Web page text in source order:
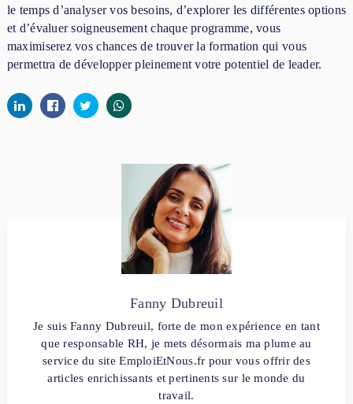
le temps d’analyser vos besoins, d’explorer les différentes options
et d’évaluer soigneusement chaque programme, vous
maximiserez vos chances de trouver la formation qui vous
permettra de développer pleinement votre potentiel de leader.
Fanny Dubreuil
Je suis Fanny Dubreuil, forte de mon expérience en tant
que responsable RH, je mets désormais ma plume au
service du site EmploiEtNous.fr pour vous offrir des
articles enrichissants et pertinents sur le monde du
travail.